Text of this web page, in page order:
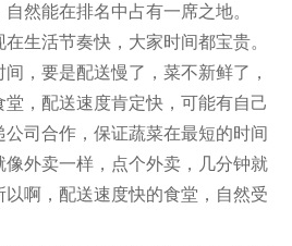
然能在排名中占有一席之地。
生活节奏快，大家时间都宝贵。
，要是配送慢了，菜不新鲜了，
，配送速度肯定快，可能有自己
司合作，保证蔬菜在最短的时间
外卖一样，点个外卖，几分钟就
啊，配送速度快的食堂，自然受